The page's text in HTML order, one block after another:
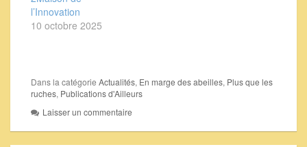
l’Innovation
10 octobre 2025
Dans la catégorie Actualités, En marge des abeilles, Plus que les
ruches, Publications d'Ailleurs
Laisser un commentaire